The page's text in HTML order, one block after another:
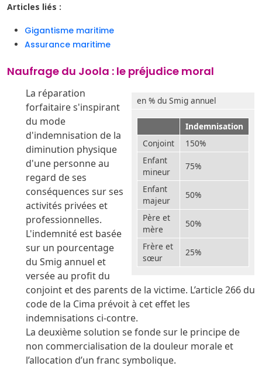
Articles liés :
Gigantisme maritime
Assurance maritime
Naufrage du Joola : le préjudice moral
en % du Smig annuel
Indemnisation
Conjoint
150%
Enfant
mineur
75%
Enfant
majeur
50%
Père et
mère
50%
Frère et
sœur
25%
La réparation
forfaitaire s'inspirant
du mode
d'indemnisation de la
diminution physique
d'une personne au
regard de ses
conséquences sur ses
activités privées et
professionnelles.
L'indemnité est basée
sur un pourcentage
du Smig annuel et
versée au profit du
conjoint et des parents de la victime. L’article 266 du
code de la Cima prévoit à cet effet les
indemnisations ci-contre.
La deuxième solution se fonde sur le principe de
non commercialisation de la douleur morale et
l’allocation d’un franc symbolique.